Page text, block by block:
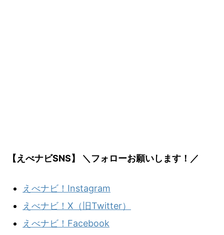
【えべナビSNS】 ＼フォローお願いします！／
えべナビ！Instagram
えべナビ！X（旧Twitter）
えべナビ！Facebook